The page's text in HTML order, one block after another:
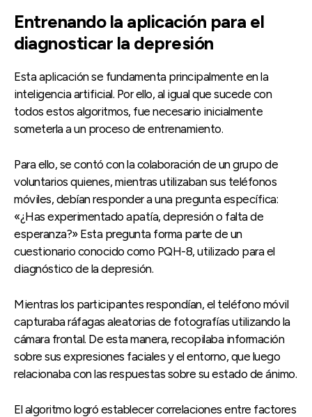
Entrenando la aplicación para el
diagnosticar la depresión
Esta aplicación se fundamenta principalmente en la
inteligencia artificial. Por ello, al igual que sucede con
todos estos algoritmos, fue necesario inicialmente
someterla a un proceso de entrenamiento.
Para ello, se contó con la colaboración de un grupo de
voluntarios quienes, mientras utilizaban sus teléfonos
móviles, debían responder a una pregunta específica:
«¿Has experimentado apatía, depresión o falta de
esperanza?» Esta pregunta forma parte de un
cuestionario conocido como PQH-8, utilizado para el
diagnóstico de la depresión.
Mientras los participantes respondían, el teléfono móvil
capturaba ráfagas aleatorias de fotografías utilizando la
cámara frontal. De esta manera, recopilaba información
sobre sus expresiones faciales y el entorno, que luego
relacionaba con las respuestas sobre su estado de ánimo.
El algoritmo logró establecer correlaciones entre factores